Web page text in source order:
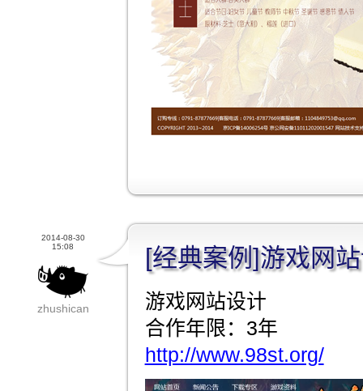
2014-08-30
15:08
zhushican
[经典案例]游戏网
游戏网站设计
合作年限：3年
http://www.98st.org/